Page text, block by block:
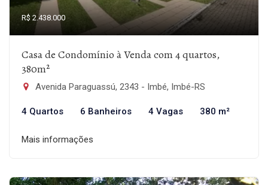
R$ 2.438.000
Casa de Condomínio à Venda com 4 quartos,
380m²
Avenida Paraguassú, 2343 - Imbé, Imbé-RS
4 Quartos 6 Banheiros 4 Vagas 380 m²
Mais informações